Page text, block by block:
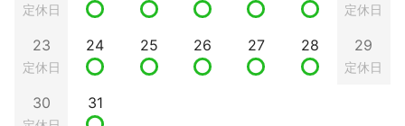
定休日 定休日
23
定休日
24 25 26 27 28 29
定休日
30 31